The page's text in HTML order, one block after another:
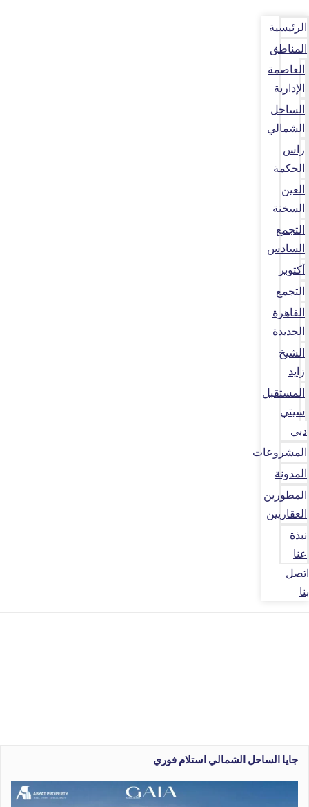
الرئيسية
المناطق
العاصمة
الإدارية
الساحل
الشمالي
راس
الحكمة
العين
السخنة
التجمع
السادس
أكتوبر
التجمع
القاهرة
الجديدة
الشيخ
زايد
المستقبل
سيتي
دبي
المشروعات
المدونة
المطورين
العقاريين
نبذة
عنا
اتصل
بنا
جايا الساحل الشمالي استلام فوري